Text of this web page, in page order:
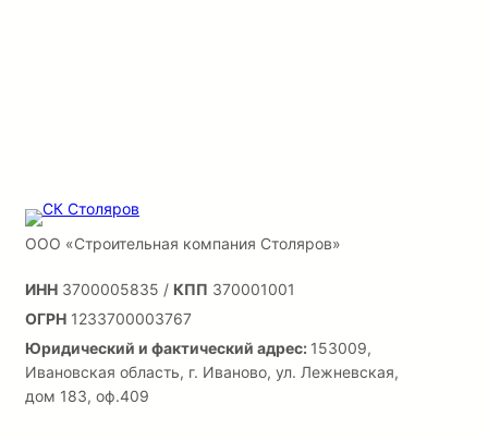
ООО «Строительная компания Столяров»
ИНН 3700005835 / КПП 370001001
ОГРН 1233700003767
Юридический и фактический адрес: 153009,
Ивановская область, г. Иваново, ул. Лежневская,
дом 183, оф.409